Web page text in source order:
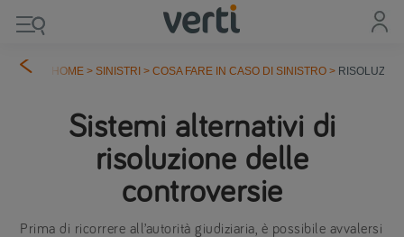
HOME >SINISTRI >COSA FARE IN CASO DI SINISTRO >
Sistemi alternativi di
risoluzione delle
controversie
Prima di ricorrere all’autorità giudiziaria, è possibile avvalersi